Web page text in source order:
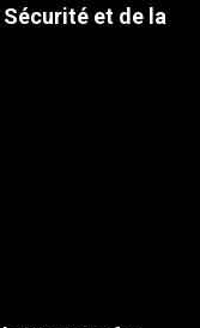
et de la